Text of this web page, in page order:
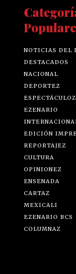
NOTICIAS DEL
DESTACADOS
NACIONAL
DEPORTEZ
ESPECTÁCULOZ
EZENARIO
EDICIÓN
REPORTAJEZ
CULTURA
OPINIONEZ
ENSENADA
CARTAZ
MEXICALI
EZENARIO BCS
COLUMNAZ